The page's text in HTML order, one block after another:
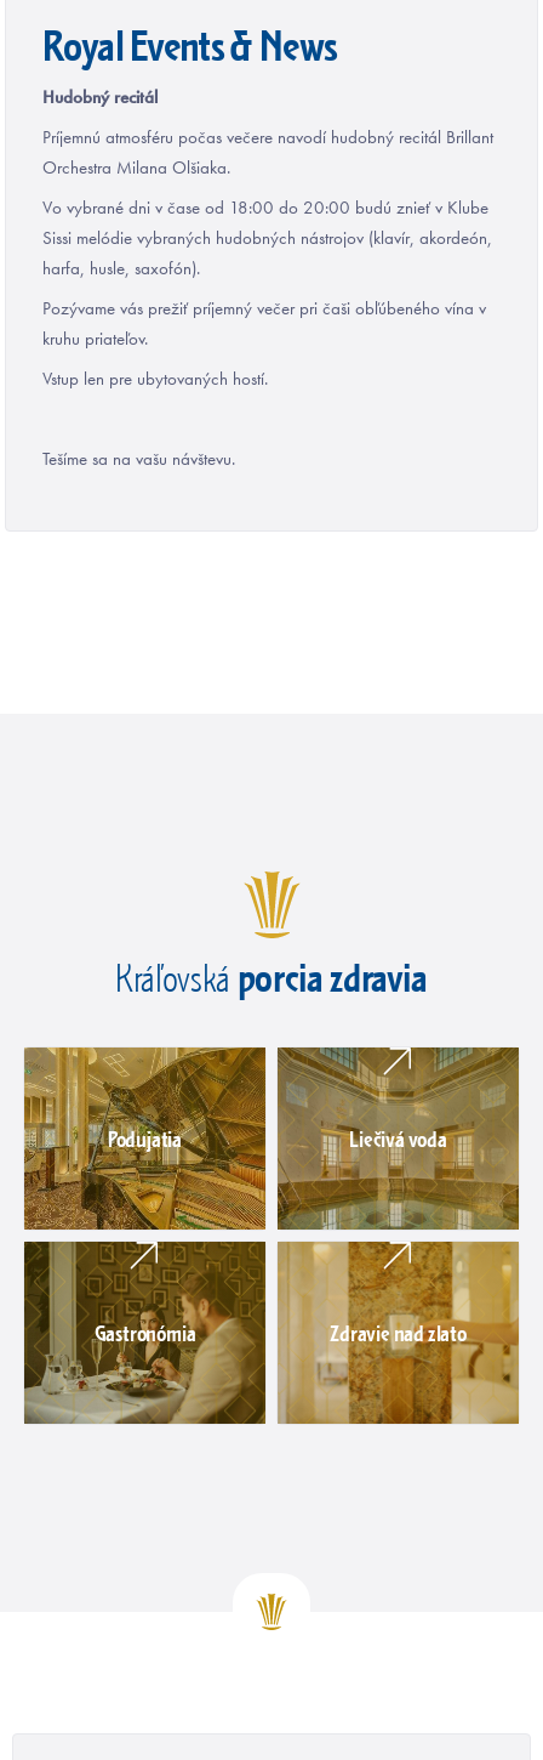
Royal Events & News
Hudobný recitál
Príjemnú atmosféru počas večere navodí hudobný recitál Brillant
Orchestra Milana Olšiaka.
Vo vybrané dni v čase od 18:00 do 20:00 budú znieť v Klube
Sissi melódie vybraných hudobných nástrojov (klavír, akordeón,
harfa, husle, saxofón).
Pozývame vás prežiť príjemný večer pri čaši obľúbeného vína v
kruhu priateľov.
Vstup len pre ubytovaných hostí.
Tešíme sa na vašu návštevu.
Kráľovská porcia zdravia
Podujatia Liečivá voda
Gastronómia Zdravie nad zlato